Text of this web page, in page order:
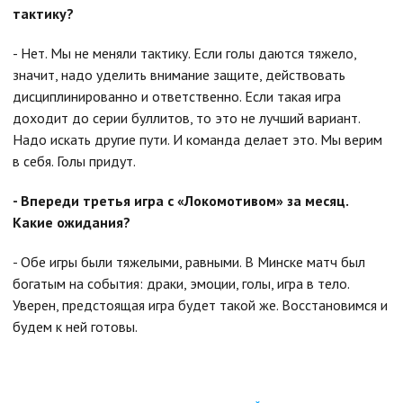
тактику?
- Нет. Мы не меняли тактику. Если голы даются тяжело,
значит, надо уделить внимание защите, действовать
дисциплинированно и ответственно. Если такая игра
доходит до серии буллитов, то это не лучший вариант.
Надо искать другие пути. И команда делает это. Мы верим
в себя. Голы придут.
- Впереди третья игра с «Локомотивом» за месяц.
Какие ожидания?
- Обе игры были тяжелыми, равными. В Минске матч был
богатым на события: драки, эмоции, голы, игра в тело.
Уверен, предстоящая игра будет такой же. Восстановимся и
будем к ней готовы.